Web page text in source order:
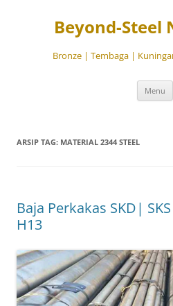
Beyond-Steel
Bronze | Tembaga |
Menu
ARSIP TAG: MATERIAL 2344 STEEL
Baja Perkakas SKD|
H13